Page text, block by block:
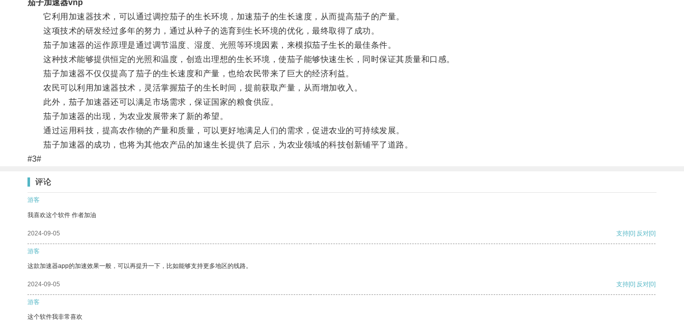
茄子加速器vnp
它利用加速器技术，可以通过调控茄子的生长环境，加速茄子的生长速度，从而提高茄子的产量。
这项技术的研发经过多年的努力，通过从种子的选育到生长环境的优化，最终取得了成功。
茄子加速器的运作原理是通过调节温度、湿度、光照等环境因素，来模拟茄子生长的最佳条件。
这种技术能够提供恒定的光照和温度，创造出理想的生长环境，使茄子能够快速生长，同时保证其质量和口感。
茄子加速器不仅仅提高了茄子的生长速度和产量，也给农民带来了巨大的经济利益。
农民可以利用加速器技术，灵活掌握茄子的生长时间，提前获取产量，从而增加收入。
此外，茄子加速器还可以满足市场需求，保证国家的粮食供应。
茄子加速器的出现，为农业发展带来了新的希望。
通过运用科技，提高农作物的产量和质量，可以更好地满足人们的需求，促进农业的可持续发展。
茄子加速器的成功，也将为其他农产品的加速生长提供了启示，为农业领域的科技创新铺平了道路。
#3#
评论
游客
我喜欢这个软件 作者加油
2024-09-05 支持[0] 反对[0]
游客
这款加速器app的加速效果一般，可以再提升一下，比如能够支持更多地区的线路。
2024-09-05 支持[0] 反对[0]
游客
这个软件我非常喜欢